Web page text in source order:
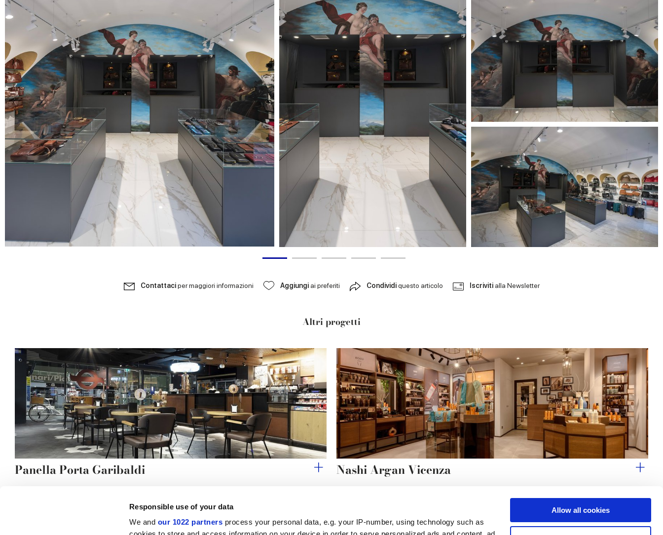
Responsible use of your data
We and our 1022 partners process your personal data, e.g. your IP-number, using technology such as
Allow all cookies
Contattaciper maggiori informazioni Aggiungi ai preferiti Condividiquesto articolo Iscriviti alla Newsletter
Altri progetti
Panella Porta Garibaldi Nashi Argan Vicenza
© 2026 CERAMICHE MARCA CORONA S.P.A. Link utili Area legale